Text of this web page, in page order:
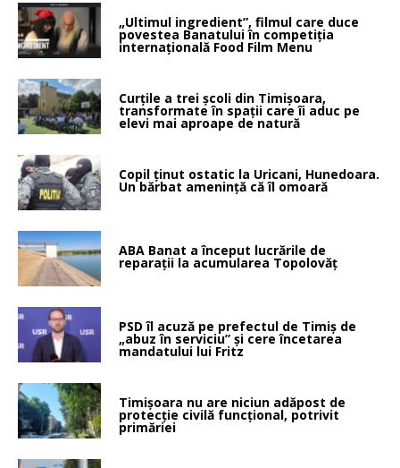
„Ultimul ingredient”, filmul care duce
povestea Banatului în competiția
internațională Food Film Menu
Curțile a trei școli din Timișoara,
transformate în spații care îi aduc pe
elevi mai aproape de natură
Copil ținut ostatic la Uricani, Hunedoara.
Un bărbat amenință că îl omoară
ABA Banat a început lucrările de
reparații la acumularea Topolovăț
PSD îl acuză pe prefectul de Timiș de
„abuz în serviciu” și cere încetarea
mandatului lui Fritz
Timișoara nu are niciun adăpost de
protecție civilă funcțional, potrivit
primăriei